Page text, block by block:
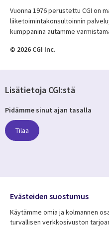
Vuonna 1976 perustettu CGI on
liiketoimintakonsultoinnin
kumppanina autamme
© 2026 CGI Inc.
Lisätietoja CGI:stä
Pidämme sinut ajan tasalla
Tilaa
Media
Evästeiden suostumus
Käytämme omia ja kolmannen
turvallisen verkkosivuston